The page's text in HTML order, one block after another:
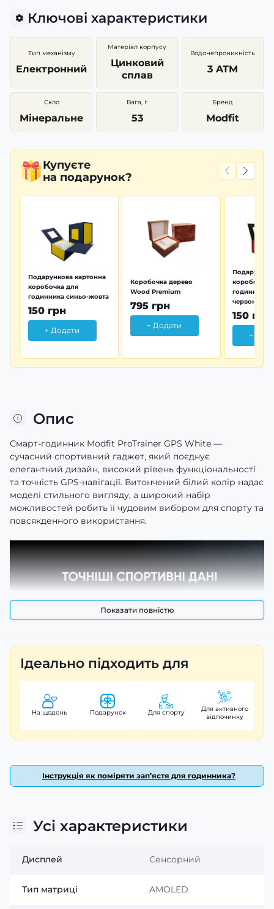
Ключові характеристики
Тип механізму
Електронний
Матеріал корпусу
Цинковий
сплав
Водонепроникність
3 ATM
Скло
Мінеральне
Вага, г
53
Бренд
Modfit
Купуєте
на подарунок?
Подарункова картонна
коробочка для
годинника синьо-жовта
150 грн
+ Додати
Коробочка дерево
Wood Premium
795 грн
+ Додати
коробочка
годинника
червона
150 грн
+
Опис
Смарт-годинник Modfit ProTrainer GPS White —
сучасний спортивний гаджет, який поєднує
елегантний дизайн, високий рівень функціональності
та точність GPS-навігації. Витончений білий колір надає
моделі стильного вигляду, а широкий набір
можливостей робить її чудовим вибором для спорту та
повсякденного використання.
Стильний дизайн і комфорт
спортивним одягом, так і з повсякденним гардеробом.
силіконовий ремінець забезпечують комфортне
Показати повністю
Ідеально підходить для
На щодень Подарунок Для спорту
Для активного
відпочинку
Інструкція як поміряти зап’ястя для годинника?
Усі характеристики
Дисплей Сенсорний
Тип матриці AMOLED